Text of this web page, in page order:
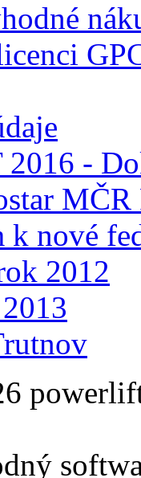
2016 -
MČR
k nové
2012